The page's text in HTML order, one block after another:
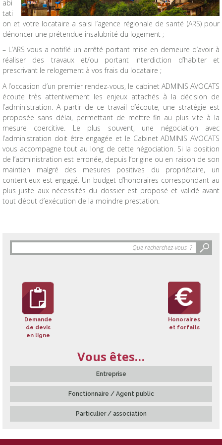
abi
tati
on et votre locataire a saisi l’agence régionale de santé (ARS) pour
dénoncer une prétendue insalubrité du logement ;
– L’ARS vous a notifié un arrêté portant mise en demeure d’avoir à
réaliser des travaux et/ou portant interdiction d’habiter et
prescrivant le relogement à vos frais du locataire ;
A l’occasion d’un premier rendez-vous, le cabinet ADMINIS AVOCATS
écoute très attentivement les enjeux attachés à la décision de
l’administration. A partir de ce travail d’écoute, une stratégie est
proposée sans délai, permettant de mettre fin au plus vite à la
mesure coercitive. Le plus souvent, une négociation avec
l’administration doit être engagée et le Cabinet ADMINIS AVOCATS
vous accompagne tout au long de cette négociation. Si la position
de l’administration est erronée, depuis l’origine ou en raison de son
maintien malgré des mesures positives du propriétaire, un
contentieux est engagé. Un budget d’honoraires correspondant au
plus juste aux nécessités du dossier est proposé et validé avant
tout début d’exécution de la moindre prestation.
Objet
de
Demande
de devis
en ligne
Honoraires
et forfaits
Vous êtes…
Entreprise
Fonctionnaire / Agent public
Particulier / association